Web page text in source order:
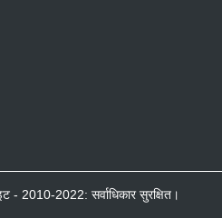
- 2010-2022: सर्वाधिकार सुरक्षित।